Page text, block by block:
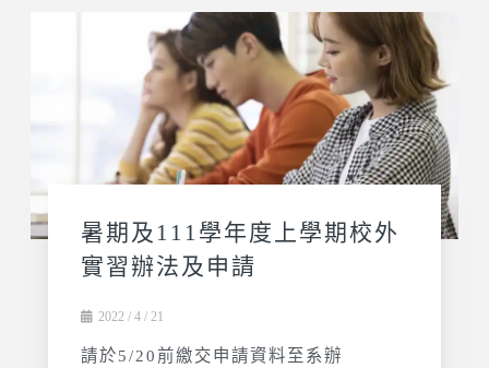
暑期及111學年度上學期校外
實習辦法及申請
2022 / 4 / 21
請於5/20前繳交申請資料至系辦